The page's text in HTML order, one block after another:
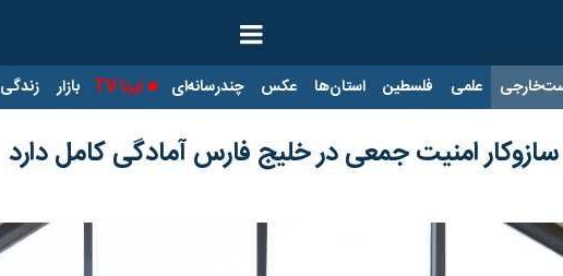
علمی فلسطین استان‌ها عکس چندرسانه‌ای ایرنا TV بازار زندگی
سازوکار امنیت جمعی در خلیج فارس آمادگی کامل دارد